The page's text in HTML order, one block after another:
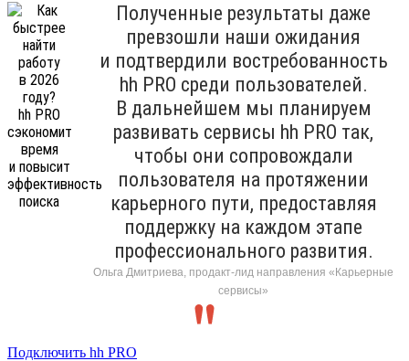
Полученные результаты даже
превзошли наши ожидания
и подтвердили востребованность
hh PRO среди пользователей.
В дальнейшем мы планируем
развивать сервисы hh PRO так,
чтобы они сопровождали
пользователя на протяжении
карьерного пути, предоставляя
поддержку на каждом этапе
профессионального развития.
Ольга Дмитриева, продакт-лид направления «Карьерные
сервисы»
Подключить hh PRO